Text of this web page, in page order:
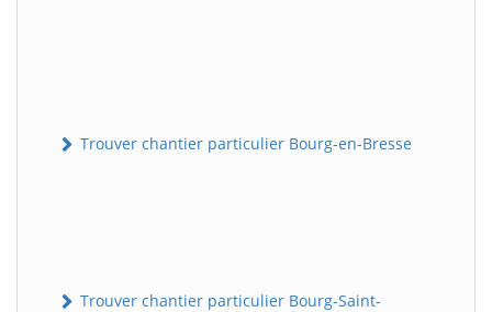
Trouver chantier particulier Bourg-en-Bresse
Trouver chantier particulier Bourg-Saint-